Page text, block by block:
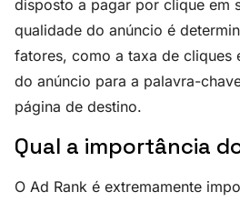
disposto a pagar por clique em
qualidade do anúncio é
fatores, como a taxa de cliques
do anúncio para a palavra-
página de destino.
Qual a importância
O Ad Rank é extremamente